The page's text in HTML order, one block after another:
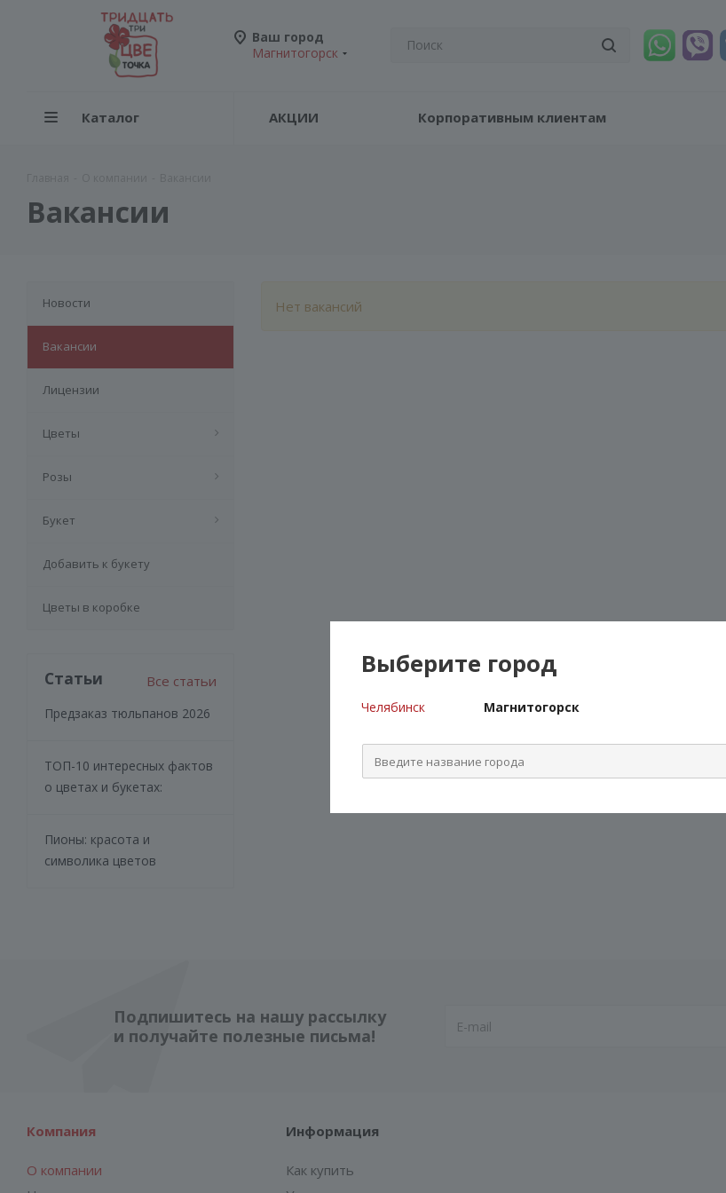
Ваш город
Магнитогорск
Каталог АКЦИИ Корпоративным клиентам
Вакансии
Нет вакансий
Новости
Вакансии
Лицензии
Цветы
Розы
Букет
Добавить к букету
Цветы в коробке
Статьи Все статьи
Предзаказ тюльпанов 2026
ТОП-10 интересных фактов
о цветах и букетах:
Пионы: красота и
символика цветов
Подпишитесь на нашу рассылку
и получайте полезные письма!
Компания
О компании
Информация
Как купить
Выберите город
Челябинск Магнитогорск